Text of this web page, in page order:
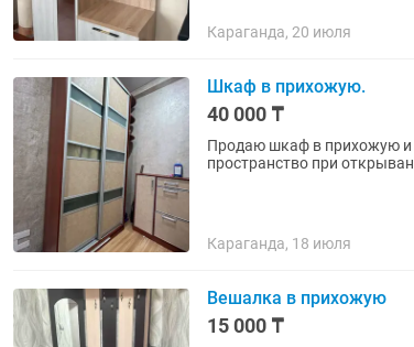
Караганда, 20 июля
Шкаф в прихожую.
40 000 ₸
Продаю шкаф в прихожую и
пространство при
Караганда, 18 июля
Вешалка в прихожую
15 000 ₸